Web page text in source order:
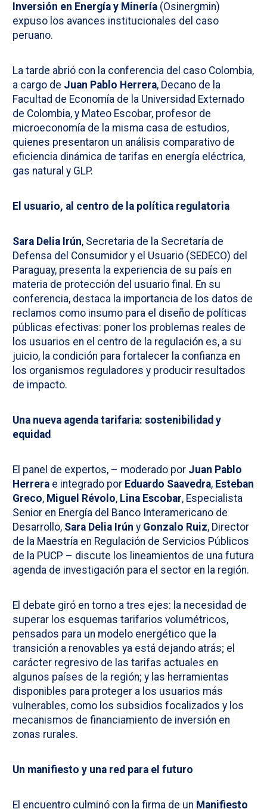
Inversión en Energía y Minería (Osinergmin)
expuso los avances institucionales del caso
peruano.
La tarde abrió con la conferencia del caso Colombia,
a cargo de Juan Pablo Herrera, Decano de la
Facultad de Economía de la Universidad Externado
de Colombia, y Mateo Escobar, profesor de
microeconomía de la misma casa de estudios,
quienes presentaron un análisis comparativo de
eficiencia dinámica de tarifas en energía eléctrica,
gas natural y GLP.
El usuario, al centro de la política regulatoria
Sara Delia Irún, Secretaria de la Secretaría de
Defensa del Consumidor y el Usuario (SEDECO) del
Paraguay, presenta la experiencia de su país en
materia de protección del usuario final. En su
conferencia, destaca la importancia de los datos de
reclamos como insumo para el diseño de políticas
públicas efectivas: poner los problemas reales de
los usuarios en el centro de la regulación es, a su
juicio, la condición para fortalecer la confianza en
los organismos reguladores y producir resultados
de impacto.
Una nueva agenda tarifaria: sostenibilidad y
equidad
El panel de expertos, – moderado por Juan Pablo
Herrera e integrado por Eduardo Saavedra, Esteban
Greco, Miguel Révolo, Lina Escobar, Especialista
Senior en Energía del Banco Interamericano de
Desarrollo, Sara Delia Irún y Gonzalo Ruiz, Director
de la Maestría en Regulación de Servicios Públicos
de la PUCP – discute los lineamientos de una futura
agenda de investigación para el sector en la región.
El debate giró en torno a tres ejes: la necesidad de
superar los esquemas tarifarios volumétricos,
pensados para un modelo energético que la
transición a renovables ya está dejando atrás; el
carácter regresivo de las tarifas actuales en
algunos países de la región; y las herramientas
disponibles para proteger a los usuarios más
vulnerables, como los subsidios focalizados y los
mecanismos de financiamiento de inversión en
zonas rurales.
Un manifiesto y una red para el futuro
El encuentro culminó con la firma de un Manifiesto